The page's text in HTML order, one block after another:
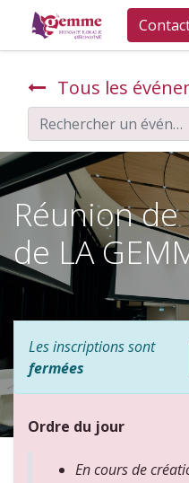
Tous les
Réunion de
de LA
Les inscriptions sont
fermées
Ordre du jour
En cours de